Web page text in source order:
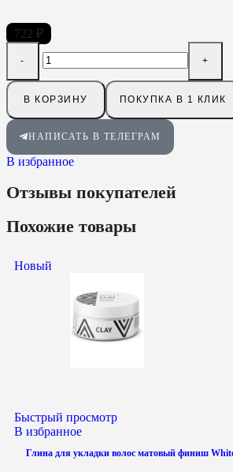
722 ₽
В КОРЗИНУ ПОКУПКА В 1 КЛИК
НАПИСАТЬ В ТЕЛЕГРАМ
В избранное
Отзывы покупателей
Похожие товары
Новый
Быстрый просмотр
В избранное
Глина для укладки волос матовый финиш